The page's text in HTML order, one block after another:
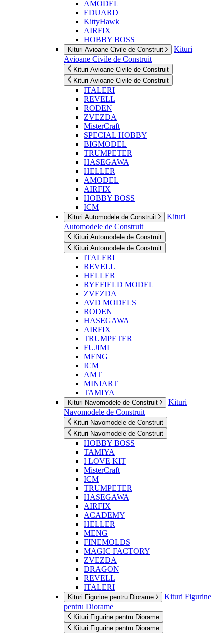
AMODEL
EDUARD
KittyHawk
AIRFIX
HOBBY BOSS
Kituri Avioane Civile de Construit
Kituri
Avioane Civile de Construit
Kituri Avioane Civile de Construit
Kituri Avioane Civile de Construit
ITALERI
REVELL
RODEN
ZVEZDA
MisterCraft
SPECIAL HOBBY
BIGMODEL
TRUMPETER
HASEGAWA
HELLER
AMODEL
AIRFIX
HOBBY BOSS
ICM
Kituri Automodele de Construit
Kituri
Automodele de Construit
Kituri Automodele de Construit
Kituri Automodele de Construit
ITALERI
REVELL
HELLER
RYEFIELD MODEL
ZVEZDA
AVD MODELS
RODEN
HASEGAWA
AIRFIX
TRUMPETER
FUJIMI
MENG
ICM
AMT
MINIART
TAMIYA
Kituri Navomodele de Construit
Kituri
Navomodele de Construit
Kituri Navomodele de Construit
Kituri Navomodele de Construit
HOBBY BOSS
TAMIYA
I LOVE KIT
MisterCraft
ICM
TRUMPETER
HASEGAWA
AIRFIX
ACADEMY
HELLER
MENG
FINEMOLDS
MAGIC FACTORY
ZVEZDA
DRAGON
REVELL
ITALERI
Kituri Figurine pentru Diorame
Kituri Figurine
pentru Diorame
Kituri Figurine pentru Diorame
Kituri Figurine pentru Diorame